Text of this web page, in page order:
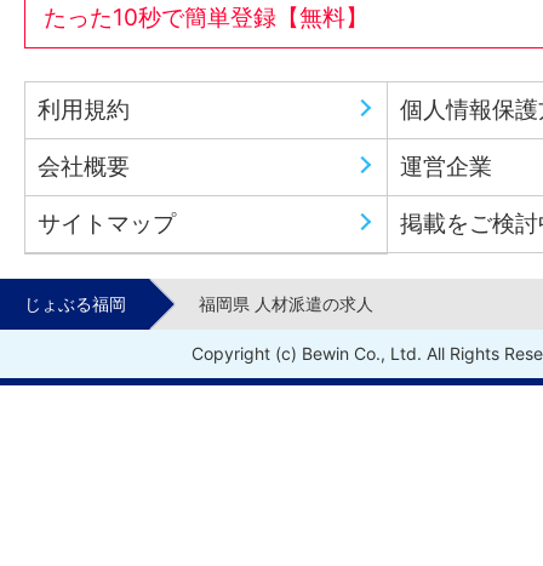
たった10秒で簡単登録【無料】
利用規約 個人情報保
会社概要 運営企業
サイトマップ 掲載をご検
じょぶる福岡 福岡県 人材派遣の求人
Copyright (c) Bewin Co., Ltd. All Rights